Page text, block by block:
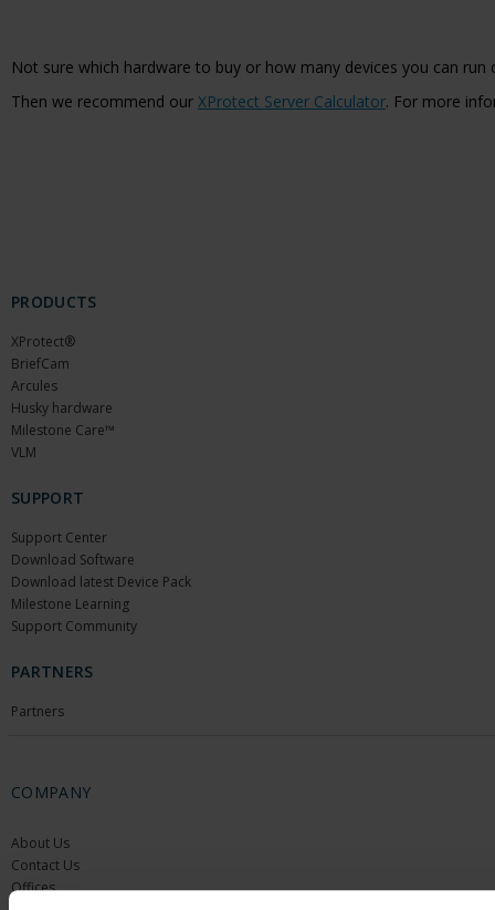
Not sure which hardware to buy or how many devices you can run
Then we recommend our XProtect Server Calculator. For more
PRODUCTS
XProtect®
BriefCam
Arcules
Husky hardware
Milestone Care™
VLM
SUPPORT
Support Center
Download Software
Download latest Device Pack
Milestone Learning
Support Community
PARTNERS
Partners
COMPANY
About Us
Contact Us
Offices